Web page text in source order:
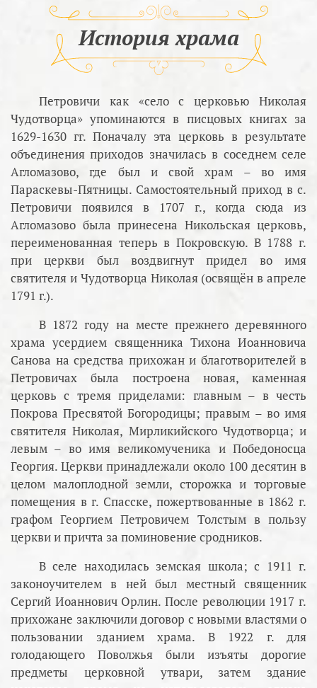
История храма
Петровичи как «село с церковью Николая
Чудотворца» упоминаются в писцовых книгах за
1629-1630 гг. Поначалу эта церковь в результате
объединения приходов значилась в соседнем селе
Агломазово, где был и свой храм – во имя
Параскевы-Пятницы. Самостоятельный приход в с.
Петровичи появился в 1707 г., когда сюда из
Агломазово была принесена Никольская церковь,
переименованная теперь в Покровскую. В 1788 г.
при церкви был воздвигнут придел во имя
святителя и Чудотворца Николая (освящён в апреле
1791 г.).
В 1872 году на месте прежнего деревянного
храма усердием священника Тихона Иоанновича
Санова на средства прихожан и благотворителей в
Петровичах была построена новая, каменная
церковь с тремя приделами: главным – в честь
Покрова Пресвятой Богородицы; правым – во имя
святителя Николая, Мирликийского Чудотворца; и
левым – во имя великомученика и Победоносца
Георгия. Церкви принадлежали около 100 десятин в
целом малоплодной земли, сторожка и торговые
помещения в г. Спасске, пожертвованные в 1862 г.
графом Георгием Петровичем Толстым в пользу
церкви и причта за поминовение сродников.
В селе находилась земская школа; с 1911 г.
законоучителем в ней был местный священник
Сергий Иоаннович Орлин. После революции 1917 г.
прихожане заключили договор с новыми властями о
пользовании зданием храма. В 1922 г. для
голодающего Поволжья были изъяты дорогие
предметы церковной утвари, затем здание